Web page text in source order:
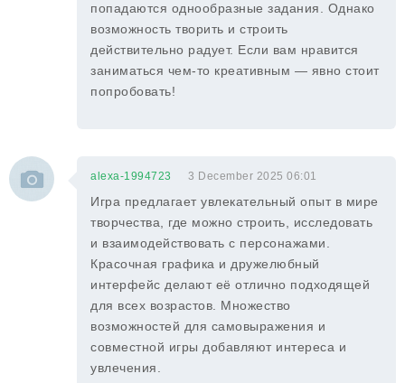
попадаются однообразные задания. Однако
возможность творить и строить
действительно радует. Если вам нравится
заниматься чем-то креативным — явно стоит
попробовать!
alexa-1994723 3 December 2025 06:01
Игра предлагает увлекательный опыт в мире
творчества, где можно строить, исследовать
и взаимодействовать с персонажами.
Красочная графика и дружелюбный
интерфейс делают её отлично подходящей
для всех возрастов. Множество
возможностей для самовыражения и
совместной игры добавляют интереса и
увлечения.